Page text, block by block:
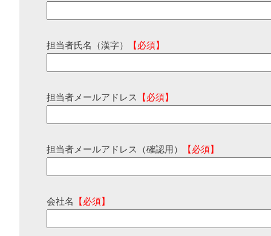
担当者氏名（漢字） 【必須】
担当者メールアドレス 【必須】
担当者メールアドレス（確認用） 【必須】
会社名 【必須】